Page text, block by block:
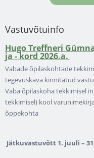
Vastuvõtuinfo
Hugo Treffneri
ja - kord 2026.a.
Vabade õpilaskohtade
tegevuskava kinnitatud
Vaba õpilaskoha tekkimisel
tekkimisel) kool
õppekohta
Jätkuvastuvõtt 1. juuli –